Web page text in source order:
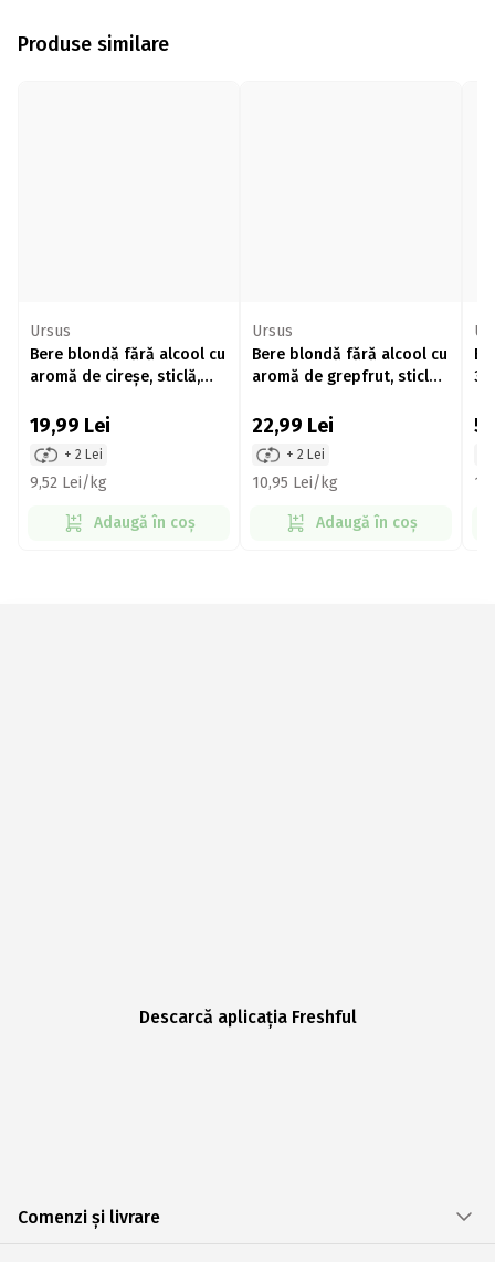
Produse similare
Ursus
Bere blondă fără alcool cu
aromă de cireșe, sticlă,
19,99 Lei
+ 2 Lei
9,52 Lei/kg
Adaugă în coș
Ursus
Bere blondă fără alcool cu
aromă de grepfrut, sticlă,
22,99 Lei
+ 2 Lei
10,95 Lei/kg
Adaugă în coș
Descarcă aplicația Freshful
Comenzi și livrare